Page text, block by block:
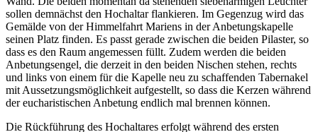
sollen demnächst den Hochaltar flankieren. Im Gegenzug wird das
Gemälde von der Himmelfahrt Mariens in der Anbetungskapelle
seinen Platz finden. Es passt gerade zwischen die beiden Pilaster, so
dass es den Raum angemessen füllt. Zudem werden die beiden
Anbetungsengel, die derzeit in den beiden Nischen stehen, rechts
und links von einem für die Kapelle neu zu schaffenden Tabernakel
mit Aussetzungsmöglichkeit aufgestellt, so dass die Kerzen während
der eucharistischen Anbetung endlich mal brennen können.
Die Rückführung des Hochaltares erfolgt während des ersten